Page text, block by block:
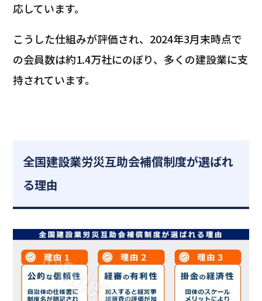
応しています。
こうした仕組みが評価され、2024年3月末時点で
の会員数は約1.4万社にのぼり、多くの建設業に支
持されています。
全国建設業労災互助会補償制度が選ばれ
る理由